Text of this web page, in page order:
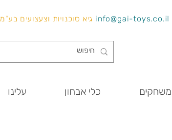
info@gai-toys.co.il גיא סוכנויות וצעצועים בע"מ
משחקים כלי אבחון עלינו